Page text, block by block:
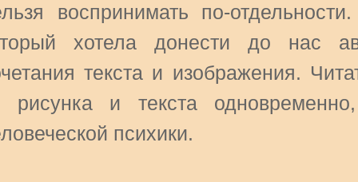
воспринимать по-
хотела донести до нас
текста и изображения.
рисунка и текста
психики.